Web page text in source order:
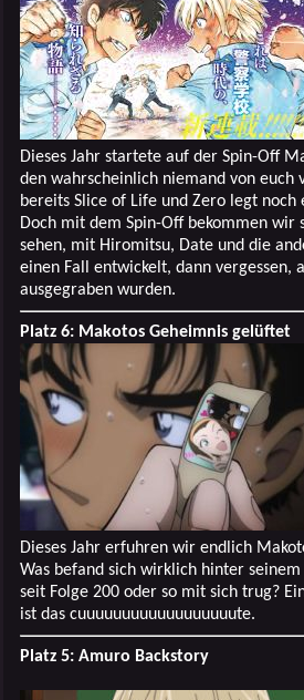
Dieses Jahr startete auf der Spin-Off
den wahrscheinlich niemand von euch
bereits Slice of Life und Zero legt noch
Doch mit dem Spin-Off bekommen wir
sehen, mit Hiromitsu, Date und die
einen Fall entwickelt, dann vergessen,
ausgegraben wurden.
Platz 6: Makotos Geheimnis gelüftet
Dieses Jahr erfuhren wir endlich
Was befand sich wirklich hinter seinem
seit Folge 200 oder so mit sich trug?
ist das cuuuuuuuuuuuuuuuuuute.
Platz 5: Amuro Backstory